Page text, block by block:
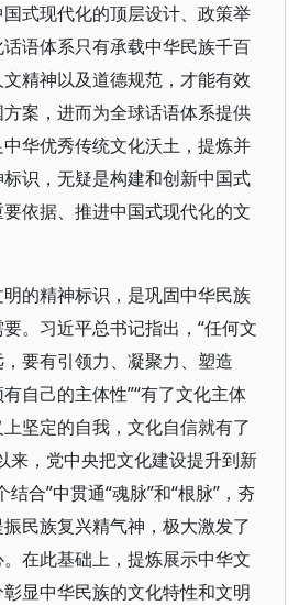
式现代化的顶层设计、政策举
语体系只有承载中华民族千百
精神以及道德规范，才能有效
案，进而为全球话语体系提供
华优秀传统文化沃土，提炼并
识，无疑是构建和创新中国式
依据、推进中国式现代化的文
的精神标识，是巩固中华民族
。习近平总书记指出，“任何文
要有引领力、凝聚力、塑造
自己的主体性”“有了文化主体
坚定的自我，文化自信就有了
来，党中央把文化建设提升到新
合”中贯通“魂脉”和“根脉”，夯
民族复兴精气神，极大激发了
在此基础上，提炼展示中华文
显中华民族的文化特性和文明